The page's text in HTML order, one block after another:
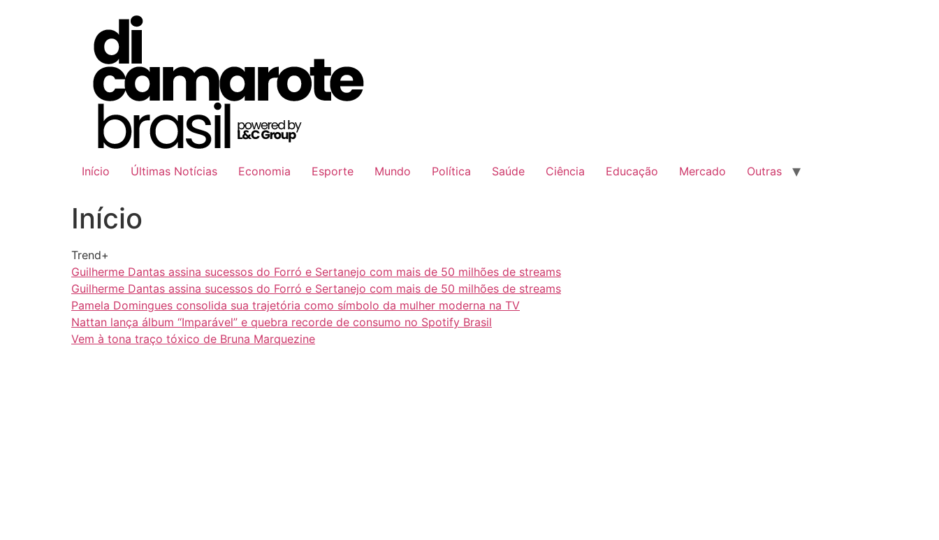
Início Últimas Notícias Economia Esporte Mundo Política Saúde Ciência Educação Mercado Outras
Início
Trend+
Guilherme Dantas assina sucessos do Forró e Sertanejo com mais de 50 milhões de streams
Guilherme Dantas assina sucessos do Forró e Sertanejo com mais de 50 milhões de streams
Pamela Domingues consolida sua trajetória como símbolo da mulher moderna na TV
Nattan lança álbum “Imparável” e quebra recorde de consumo no Spotify Brasil
Vem à tona traço tóxico de Bruna Marquezine